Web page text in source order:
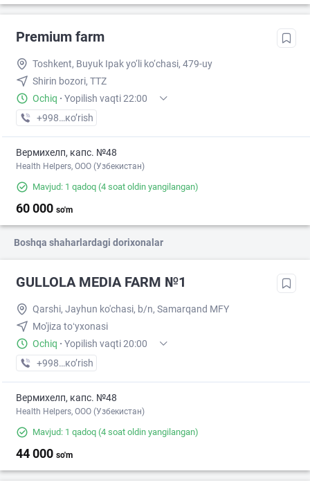
Premium farm
Toshkent, Buyuk Ipak yo‘li ko‘chasi, 479-uy
Shirin bozori, TTZ
Ochiq · Yopilish vaqti 22:00
+998 (71) XXX-XX-XX
кo’rish
Вермихелп, капс. №48
Health Helpers, OOO (Узбекистан)
Mavjud: 1 qadoq (4 soat oldin yangilangan)
60 000 so'm
Boshqa shaharlardagi dorixonalar
GULLOLA MEDIA FARM №1
Qarshi, Jayhun ko'chasi, b/n, Samarqand MFY
Mo'jiza toʻyxonasi
Ochiq · Yopilish vaqti 20:00
+998 (55) XXX-XX-XX
кo’rish
Вермихелп, капс. №48
Health Helpers, OOO (Узбекистан)
Mavjud: 1 qadoq (4 soat oldin yangilangan)
44 000 so'm